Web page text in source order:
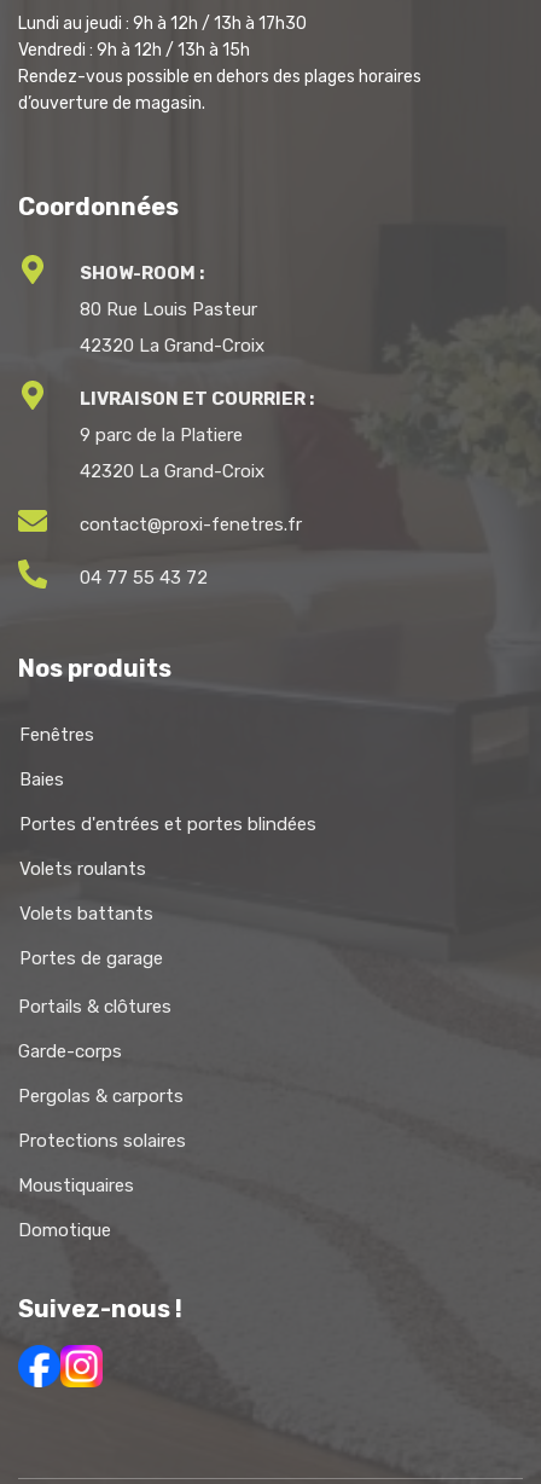
Lundi au jeudi : 9h à 12h / 13h à 17h30
Vendredi : 9h à 12h / 13h à 15h
Rendez-vous possible en dehors des plages horaires
d’ouverture de magasin.
Coordonnées
SHOW-ROOM :
80 Rue Louis Pasteur
42320 La Grand-Croix
LIVRAISON ET COURRIER :
9 parc de la Platiere
42320 La Grand-Croix
contact@proxi-fenetres.fr
04 77 55 43 72
Nos produits
Fenêtres
Baies
Portes d'entrées et portes blindées
Volets roulants
Volets battants
Portes de garage
Portails & clôtures
Garde-corps
Pergolas & carports
Protections solaires
Moustiquaires
Domotique
Suivez-nous !